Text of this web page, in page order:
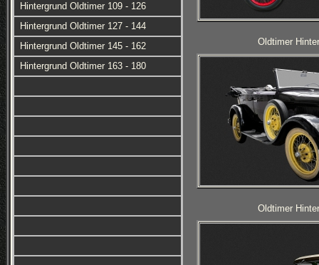
Hintergrund Oldtimer 109 - 126
Hintergrund Oldtimer 127 - 144
Hintergrund Oldtimer 145 - 162
Hintergrund Oldtimer 163 - 180
Oldtimer
Oldtimer